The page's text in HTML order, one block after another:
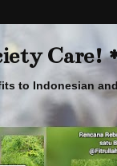
to Indonesian